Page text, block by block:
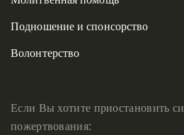
Подношение и спонсорство
Волонтерство
Если Вы хотите приостановить
пожертвования: